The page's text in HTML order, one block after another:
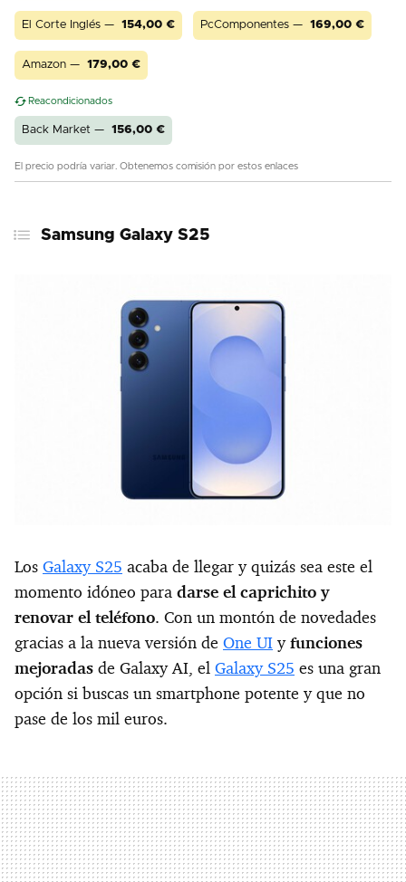
El Corte Inglés — 154,00 € PcComponentes — 169,00 €
Amazon — 179,00 €
Reacondicionados
Back Market — 156,00 €
El precio podría variar. Obtenemos comisión por estos enlaces
Samsung Galaxy S25
Los Galaxy S25 acaba de llegar y quizás sea este el
momento idóneo para darse el caprichito y
renovar el teléfono. Con un montón de novedades
gracias a la nueva versión de One UI yfunciones
mejoradas de Galaxy AI, el Galaxy S25 es una gran
opción si buscas un smartphone potente y que no
pase de los mil euros.